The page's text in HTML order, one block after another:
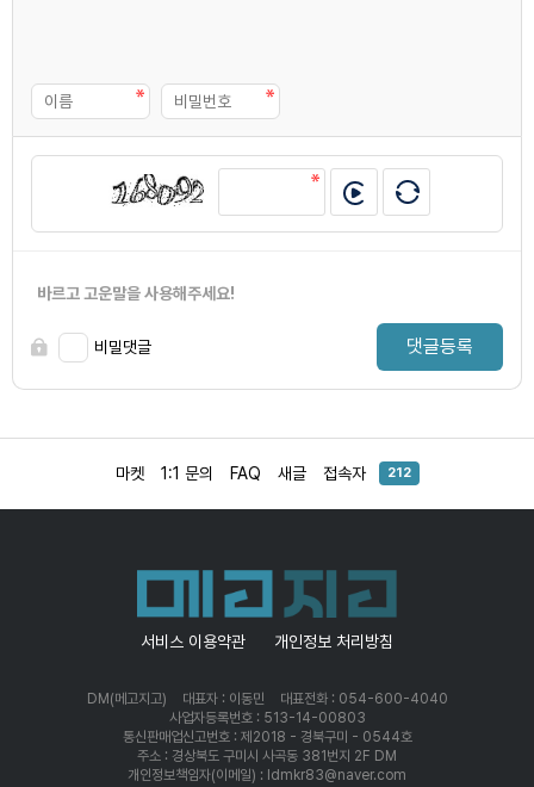
바르고 고운말을 사용해주세요!
비밀댓글 댓글등록
마켓 1:1 문의 FAQ 새글 접속자 212
서비스 이용약관 개인정보 처리방침
DM(메고지고) 대표자 : 이동민
대표전화 : 054-600-4040
사업자등록번호 : 513-14-00803
통신판매업신고번호 : 제2018 - 경북구미 - 0544호
주소 : 경상북도 구미시 사곡동 381번지 2F DM
개인정보책임자(이메일) : ldmkr83@naver.com